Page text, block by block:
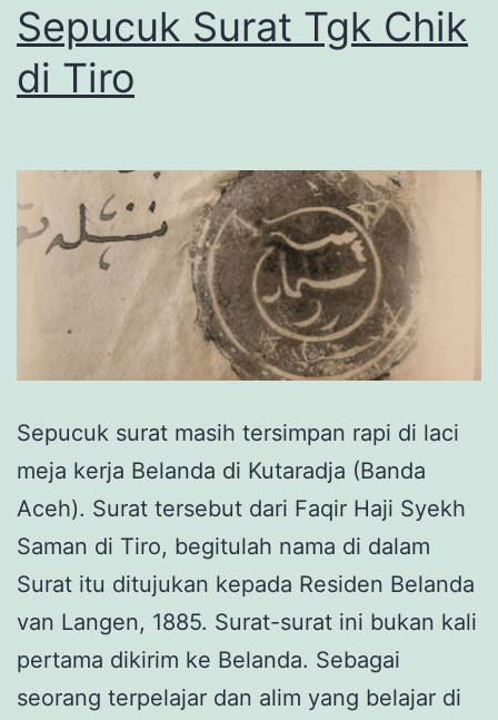
Sepucuk Surat Tgk Chik
di Tiro
Sepucuk surat masih tersimpan rapi di laci
meja kerja Belanda di Kutaradja (Banda
Aceh). Surat tersebut dari Faqir Haji Syekh
Saman di Tiro, begitulah nama di dalam
Surat itu ditujukan kepada Residen Belanda
van Langen, 1885. Surat-surat ini bukan kali
pertama dikirim ke Belanda. Sebagai
seorang terpelajar dan alim yang belajar di